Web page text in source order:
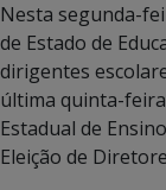
Nesta segunda-
de Estado de
dirigentes
última quinta-feira
Estadual de
Eleição de